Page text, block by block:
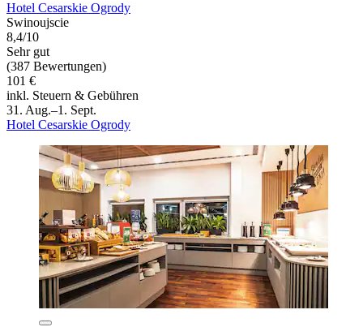
Hotel Cesarskie Ogrody
Swinoujscie
8,4/10
Sehr gut
(387 Bewertungen)
101 €
inkl. Steuern & Gebühren
31. Aug.–1. Sept.
Hotel Cesarskie Ogrody